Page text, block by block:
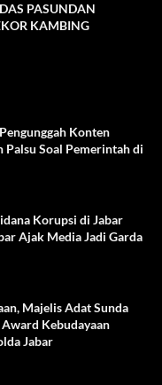
PASUNDAN
KAMBING
Konten
Palsu Soal Pemerintah di
Korupsi di Jabar
Ajak Media Jadi Garda
Majelis Adat Sunda
Kebudayaan
Jabar